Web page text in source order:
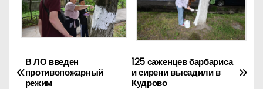
Н
125 саженцев барбариса
и сирени высадили в
Кудрово
В ЛО введен
противопожарный
режим